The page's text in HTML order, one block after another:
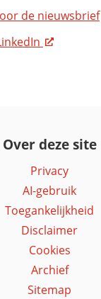
de nieuwsbrief
Over deze site
Privacy
AI-gebruik
Toegankelijkheid
Disclaimer
Cookies
Archief
Sitemap